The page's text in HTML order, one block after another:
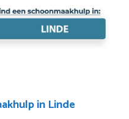
in Linde